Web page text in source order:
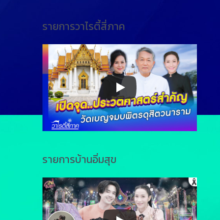
รายการวาไรตี้สี่ภาค
รายการบ้านอิ่มสุข